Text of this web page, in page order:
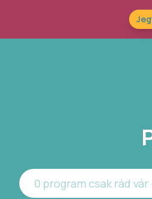
0 program csak rád